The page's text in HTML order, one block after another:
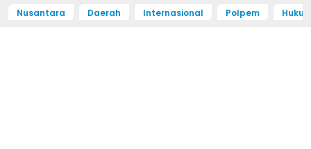
Nusantara Daerah Internasional Polpem